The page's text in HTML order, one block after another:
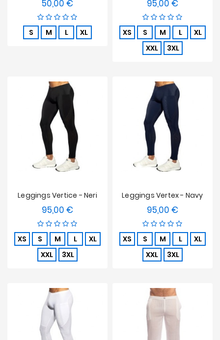
50,00 €
S M L XL
95,00 €
XS S M L
XL
XXL
3XL
Leggings Vertice - Neri
95,00 €
XS S M L
XL
XXL
3XL
Leggings Vertex - Navy
95,00 €
XS S M L
XL
XXL
3XL